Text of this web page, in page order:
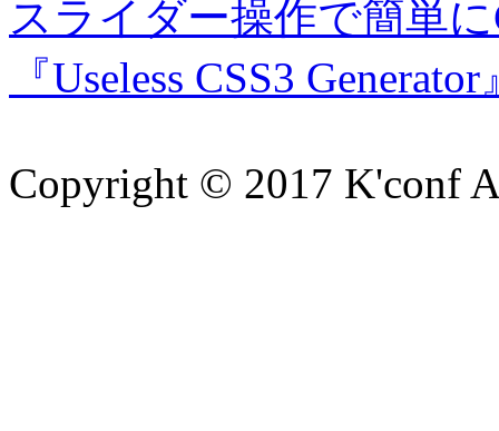
スライダー操作で簡単
『Useless CSS3 Generator
Copyright © 2017 K'conf